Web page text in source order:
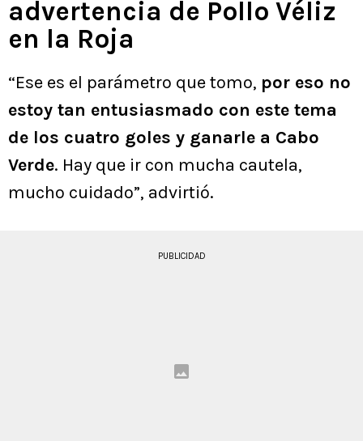
advertencia de Pollo Véliz
en la Roja
“Ese es el parámetro que tomo, por eso no
estoy tan entusiasmado con este tema
de los cuatro goles y ganarle a Cabo
Verde. Hay que ir con mucha cautela,
mucho cuidado”, advirtió.
PUBLICIDAD